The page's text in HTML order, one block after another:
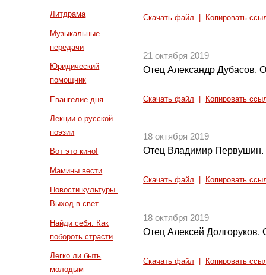
Литдрама
Музыкальные
передачи
Юридический
помощник
Евангелие дня
Лекции о русской
поэзии
Вот это кино!
Мамины вести
Новости культуры.
Выход в свет
Найди себя. Как
побороть страсти
Легко ли быть
молодым
Скачать файл Копировать
21 октября 2019
Отец Александр Дубасов.
Скачать файл Копировать
18 октября 2019
Отец Владимир Первушин.
Скачать файл Копировать
18 октября 2019
Отец Алексей Долгоруков.
Скачать файл Копировать